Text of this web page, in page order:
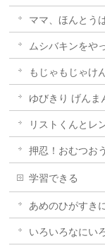
ママ、ほんとう
ムシバキンをや
もじゃもじゃけ
ゆびきり げんま
リストくんとレ
押忍！おむつお
学習できる
あめのひがすき
いろいろなにい